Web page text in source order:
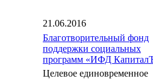
21.06.2016
Благотворительный фонд
поддержки социальных
программ «ИФД
Целевое единовременное